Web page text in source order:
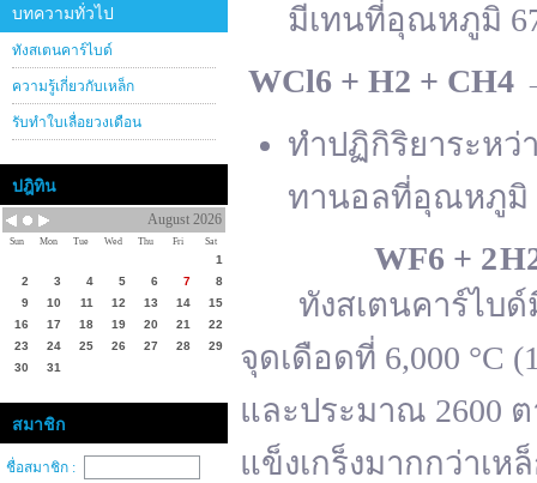
บทความทั่วไป
ทังสเตนคาร์ไบด์
ความรู้เกี่ยวกับเหล็ก
รับทำใบเลื่อยวงเดือน
ปฎิทิน
August 2026
Sun Mon Tue Wed Thu Fri Sat
1
2
3 4 5 6 7
8
9
10 11 12 13 14
15
16
17 18 19 20 21
22
23
24 25 26 27 28
29
30
31
สมาชิก
ชื่อสมาชิก :
มีเทนที่อุณหภูมิ
WCl6 + H2 + CH4
ทำปฏิกิริยาระหว่
ทานอลที่อุณหภูมิ
WF6 + 2 H
ทังสเตนคาร์ไบด์มี
จุดเดือดที่ 6,000 °C
และประมาณ 2600
แข็งเกร็งมากกว่าเ